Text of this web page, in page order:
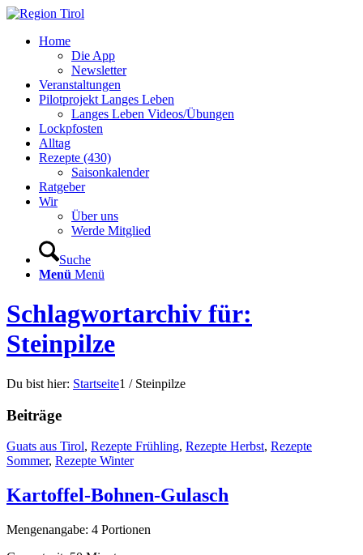
Home
Die App
Newsletter
Veranstaltungen
Pilotprojekt Langes Leben
Langes Leben Videos/Übungen
Lockpfosten
Alltag
Rezepte (430)
Saisonkalender
Ratgeber
Wir
Über uns
Werde Mitglied
Suche
Menü Menü
Schlagwortarchiv für:
Steinpilze
Du bist hier: Startseite1 / Steinpilze
Beiträge
Guats aus Tirol, Rezepte Frühling, Rezepte Herbst, Rezepte
Sommer, Rezepte Winter
Kartoffel-Bohnen-Gulasch
Mengenangabe: 4 Portionen